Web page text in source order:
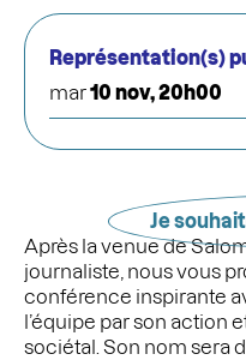
Après la venue de
journaliste, nous vous
conférence inspirante
l’équipe par son action
sociétal. Son nom sera
Représentation(s)
mar10 nov, 20h00
Je